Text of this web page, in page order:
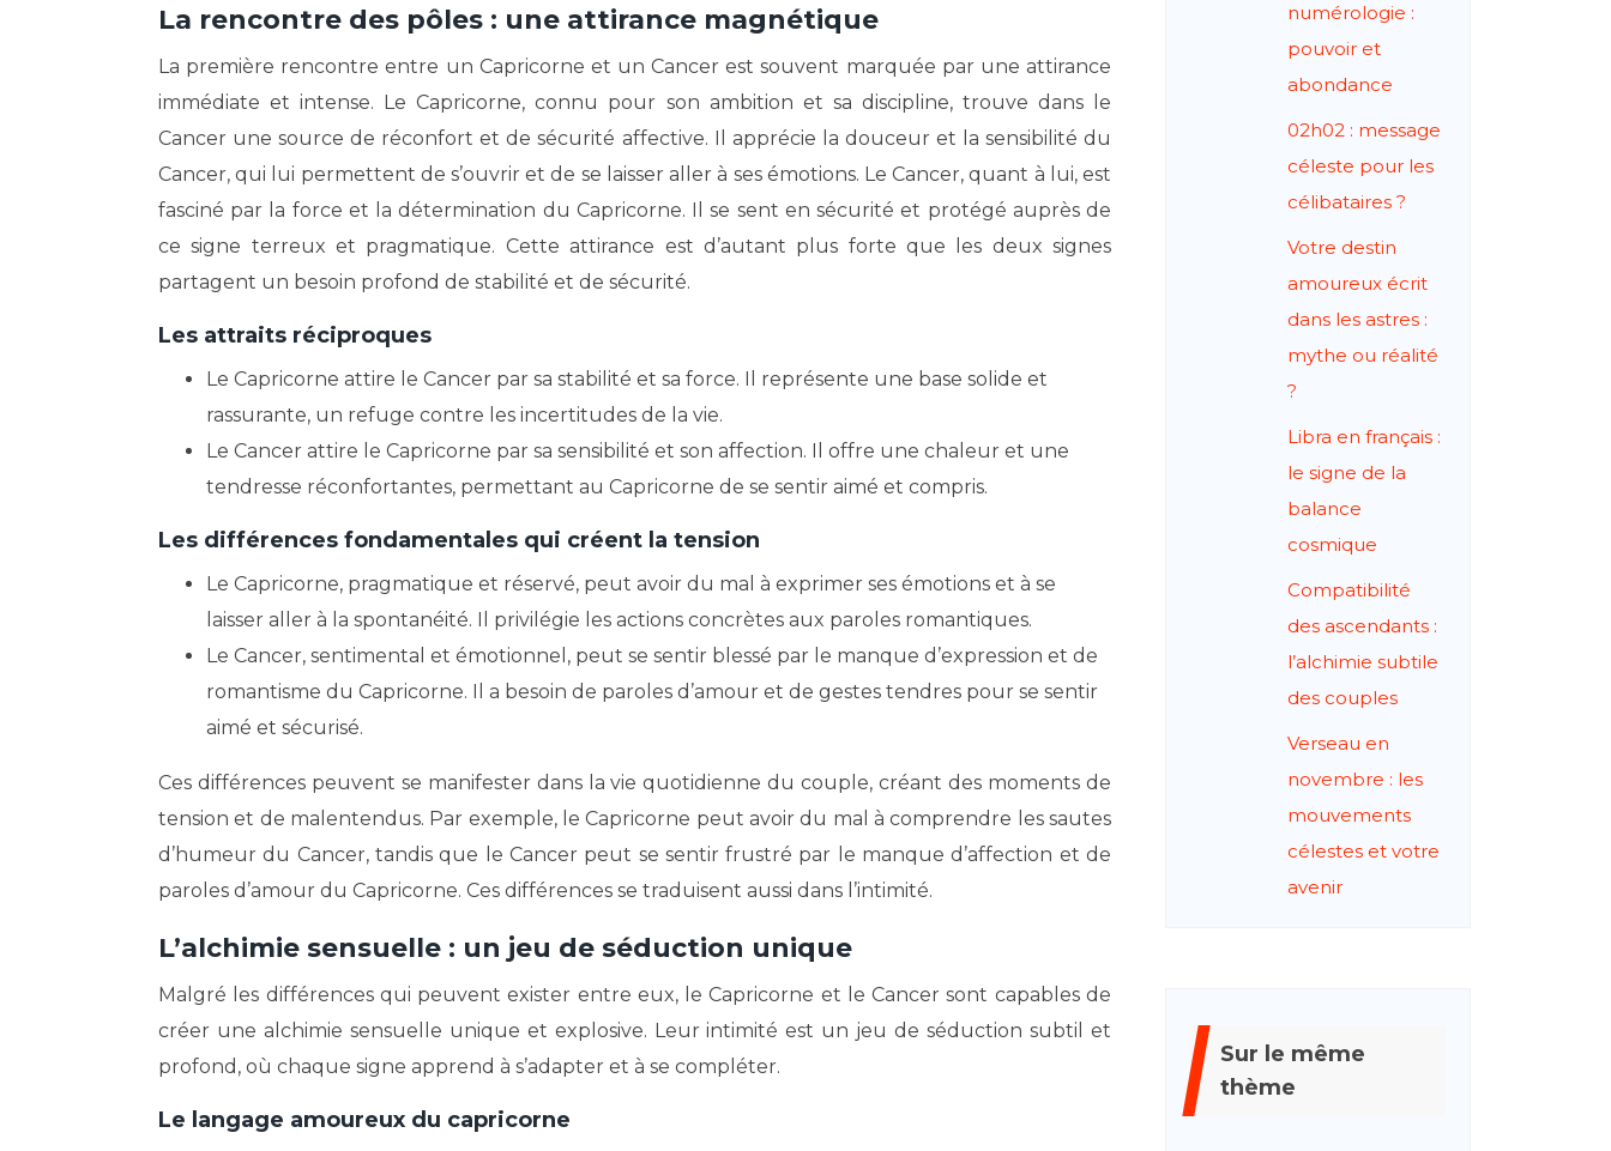
La rencontre des pôles : une attirance magnétique
La première rencontre entre un Capricorne et un Cancer est souvent marquée par une attirance
immédiate et intense. Le Capricorne, connu pour son ambition et sa discipline, trouve dans le
Cancer une source de réconfort et de sécurité affective. Il apprécie la douceur et la sensibilité du
Cancer, qui lui permettent de s’ouvrir et de se laisser aller à ses émotions. Le Cancer, quant à lui, est
fasciné par la force et la détermination du Capricorne. Il se sent en sécurité et protégé auprès de
ce signe terreux et pragmatique. Cette attirance est d’autant plus forte que les deux signes
partagent un besoin profond de stabilité et de sécurité.
Les attraits réciproques
Le Capricorne attire le Cancer par sa stabilité et sa force. Il représente une base solide et
rassurante, un refuge contre les incertitudes de la vie.
Le Cancer attire le Capricorne par sa sensibilité et son affection. Il offre une chaleur et une
tendresse réconfortantes, permettant au Capricorne de se sentir aimé et compris.
Les différences fondamentales qui créent la tension
Le Capricorne, pragmatique et réservé, peut avoir du mal à exprimer ses émotions et à se
laisser aller à la spontanéité. Il privilégie les actions concrètes aux paroles romantiques.
Le Cancer, sentimental et émotionnel, peut se sentir blessé par le manque d’expression et de
romantisme du Capricorne. Il a besoin de paroles d’amour et de gestes tendres pour se sentir
aimé et sécurisé.
Ces différences peuvent se manifester dans la vie quotidienne du couple, créant des moments de
tension et de malentendus. Par exemple, le Capricorne peut avoir du mal à comprendre les sautes
d’humeur du Cancer, tandis que le Cancer peut se sentir frustré par le manque d’affection et de
paroles d’amour du Capricorne. Ces différences se traduisent aussi dans l’intimité.
L’alchimie sensuelle : un jeu de séduction unique
Malgré les différences qui peuvent exister entre eux, le Capricorne et le Cancer sont capables de
créer une alchimie sensuelle unique et explosive. Leur intimité est un jeu de séduction subtil et
profond, où chaque signe apprend à s’adapter et à se compléter.
Le langage amoureux du capricorne
numérologie :
pouvoir et
abondance
02h02 : message
céleste pour les
célibataires ?
Votre destin
amoureux écrit
dans les astres :
mythe ou réalité
?
Libra en français :
le signe de la
balance
cosmique
Compatibilité
des ascendants :
l’alchimie subtile
des couples
Verseau en
novembre : les
mouvements
célestes et votre
avenir
Sur le même
thème